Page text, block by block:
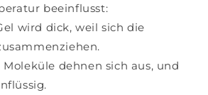
beeinflusst:
wird dick, weil sich die
Moleküle dehnen sich aus, und